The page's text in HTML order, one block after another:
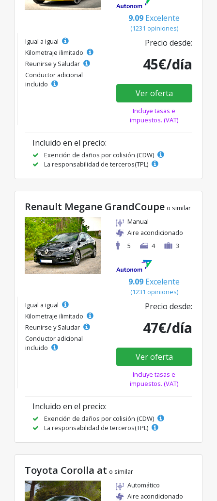
9.09 Excelente
(1231 opiniones)
Igual a igual
Kilometraje ilimitado
Reunirse y Saludar
Conductor adicional
incluido
Precio desde:
45€/día
Ver oferta
Incluye tasas e
impuestos. (VAT)
Incluido en el precio:
Exención de daños por colisión (CDW)
La responsabilidad de terceros(TPL)
Renault Megane GrandCoupe o similar
Manual
Aire acondicionado
5
4 3
9.09 Excelente
(1231 opiniones)
Igual a igual
Kilometraje ilimitado
Reunirse y Saludar
Conductor adicional
incluido
Precio desde:
47€/día
Ver oferta
Incluye tasas e
impuestos. (VAT)
Incluido en el precio:
Exención de daños por colisión (CDW)
La responsabilidad de terceros(TPL)
Toyota Corolla at o similar
Automático
Aire acondicionado